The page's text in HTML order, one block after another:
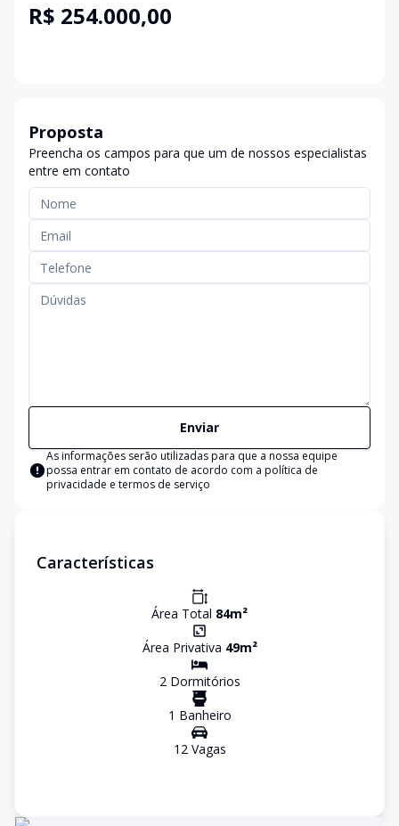
R$ 254.000,00
Proposta
Preencha os campos para que um de nossos especialistas
entre em contato
Enviar
As informações serão utilizadas para que a nossa equipe
possa entrar em contato de acordo com a política de
privacidade e termos de serviço
Características
Área Total 84m²
Área Privativa 49m²
2Dormitórios
1 Banheiro
12Vagas